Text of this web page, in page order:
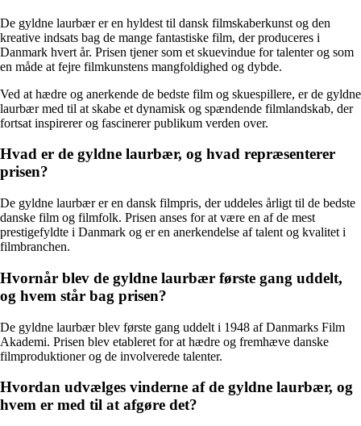
De gyldne laurbær er en hyldest til dansk filmskaberkunst og den
kreative indsats bag de mange fantastiske film, der produceres i
Danmark hvert år. Prisen tjener som et skuevindue for talenter og som
en måde at fejre filmkunstens mangfoldighed og dybde.
Ved at hædre og anerkende de bedste film og skuespillere, er de gyldne
laurbær med til at skabe et dynamisk og spændende filmlandskab, der
fortsat inspirerer og fascinerer publikum verden over.
Hvad er de gyldne laurbær, og hvad repræsenterer
prisen?
De gyldne laurbær er en dansk filmpris, der uddeles årligt til de bedste
danske film og filmfolk. Prisen anses for at være en af de mest
prestigefyldte i Danmark og er en anerkendelse af talent og kvalitet i
filmbranchen.
Hvornår blev de gyldne laurbær første gang uddelt,
og hvem står bag prisen?
De gyldne laurbær blev første gang uddelt i 1948 af Danmarks Film
Akademi. Prisen blev etableret for at hædre og fremhæve danske
filmproduktioner og de involverede talenter.
Hvordan udvælges vinderne af de gyldne laurbær, og
hvem er med til at afgøre det?